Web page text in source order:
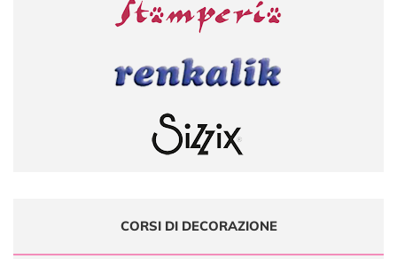
CORSI DI DECORAZIONE